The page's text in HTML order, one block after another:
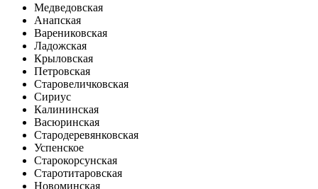
Медведовская
Анапская
Варениковская
Ладожская
Крыловская
Петровская
Старовеличковская
Сириус
Калининская
Васюринская
Стародеревянковская
Успенское
Старокорсунская
Старотитаровская
Новоминская